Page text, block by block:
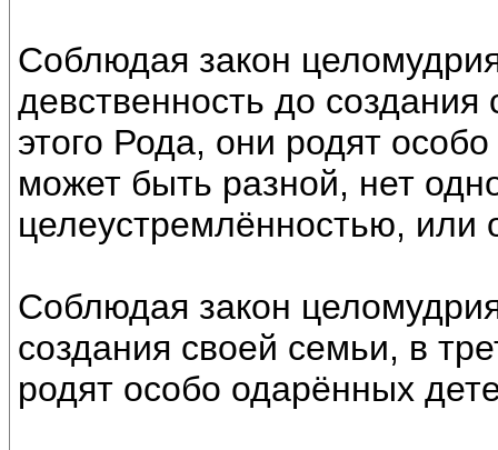
Соблюдая закон
девственность до
этого Рода, они родят
может быть разной, нет
целеустремлённостью, или
Соблюдая закон
создания своей семьи, в
родят особо одарённых